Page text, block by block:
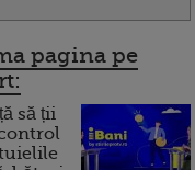
pagina pe
să ții